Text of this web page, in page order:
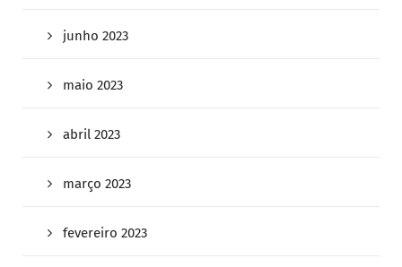
junho 2023
maio 2023
abril 2023
março 2023
fevereiro 2023